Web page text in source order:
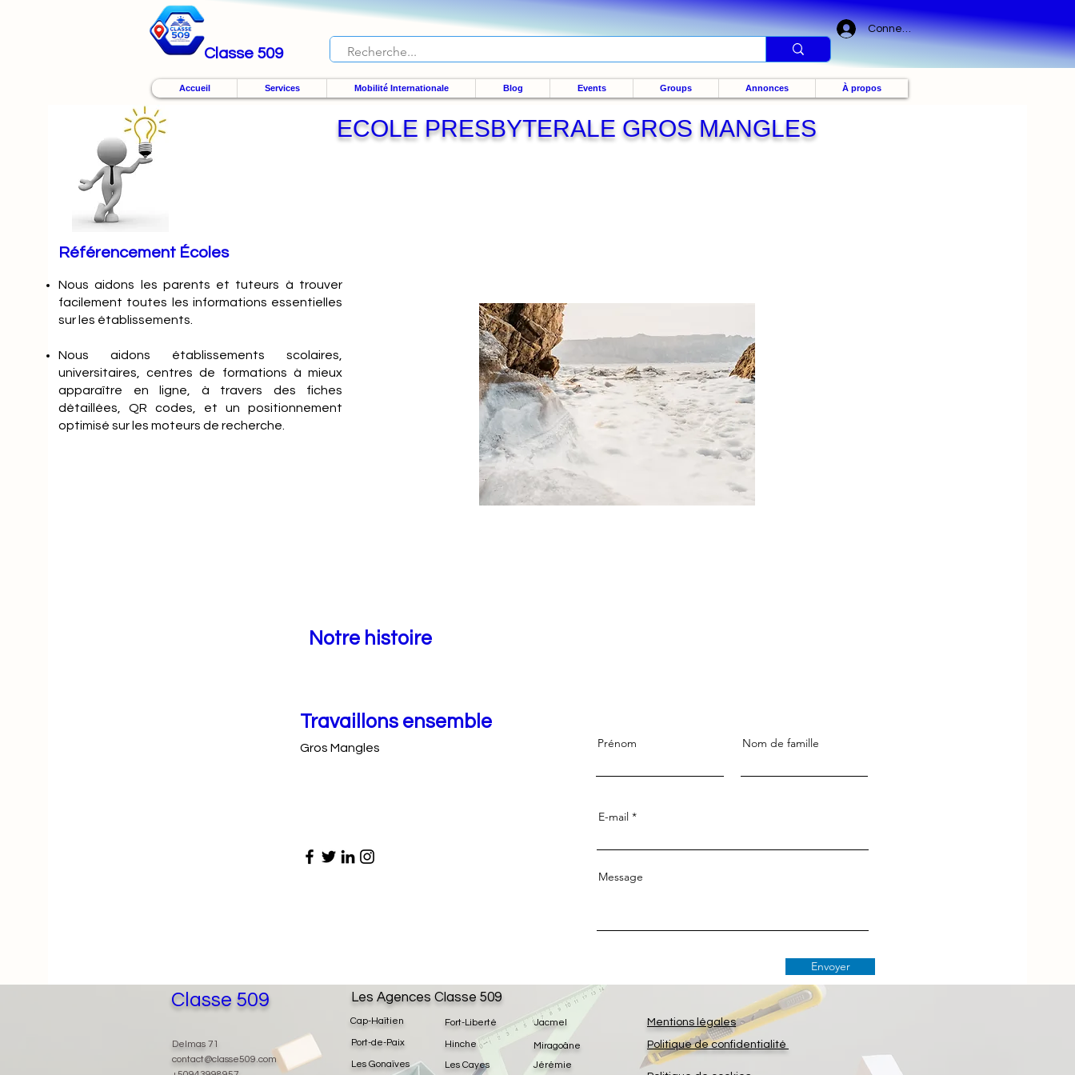
Classe 509
Connexion
Accueil Services Mobilité Internationale Blog Events Groups Annonces À propos
Référencement Écoles
Nousaidons les parents et tuteurs à trouver
facilement toutes les informations essentielles
sur les établissements.
Nous aidons établissements scolaires,
universitaires, centres de formations à mieux
apparaître en ligne, à travers des fiches
détaillées, QR codes, et un positionnement
optimisé sur les moteurs de recherche.
ECOLE PRESBYTERALE GROS MANGLES
Notre histoire
Travaillons ensemble
Gros Mangles Prénom Nom de famille
E-mail
Message
Envoyer
Classe 509
Delmas 71
contact@classe509.com
Fort-Liberté
Hinche
Les Cayes
Jacmel
Jérémie
Miragoâne
Les Agences Classe 509
Cap-Haïtien
Port-de-Paix
Les Gonaïves
Mentions légales
Politique de confidentialité